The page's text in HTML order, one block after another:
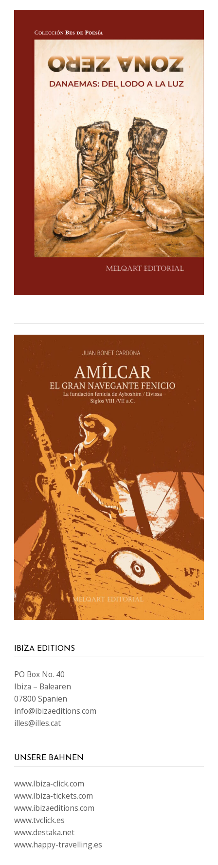
IBIZA EDITIONS
PO Box No. 40
Ibiza – Balearen
07800 Spanien
info@ibizaeditions.com
illes@illes.cat
UNSERE BAHNEN
www.Ibiza-click.com
www.Ibiza-tickets.com
www.ibizaeditions.com
www.tvclick.es
www.destaka.net
www.happy-travelling.es